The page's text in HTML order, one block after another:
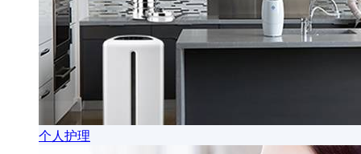
个人护理